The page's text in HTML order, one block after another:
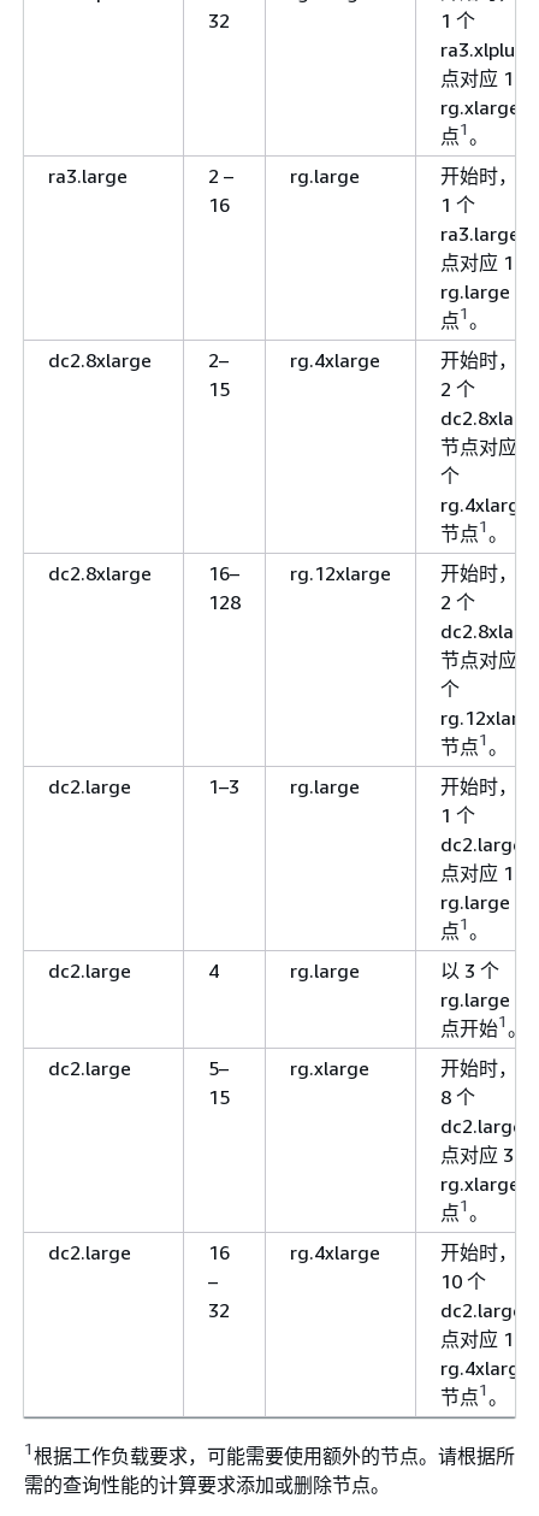
32
1 个
ra3.xlplus
点对应 1 个
rg.xlarge
点1。
ra3.large
2 –
16
rg.large
开始时，每
1 个
ra3.large
点对应 1 个
rg.large 节
点1。
dc2.8xlarge
2–
15
rg.4xlarge
开始时，每
2 个
节点对应 3
个
rg.4xlarge
节点1。
dc2.8xlarge
16–
128
rg.12xlarge
开始时，每
2 个
节点对应 1
个
节点1。
dc2.large
1–3 rg.large
开始时，每
1 个
dc2.large
点对应 1 个
rg.large 节
点1。
dc2.large
4 rg.large
以 3 个
rg.large 节
点开始1。
dc2.large
5–
15
rg.xlarge
开始时，每
8 个
dc2.large
点对应 3 个
rg.xlarge
点1。
dc2.large
16
–
32
rg.4xlarge
开始时，每
10 个
dc2.large
点对应 1 个
rg.4xlarge
节点1。
1根据工作负载要求，可能需要使用额外的节点。请根据所
需的查询性能的计算要求添加或删除节点。